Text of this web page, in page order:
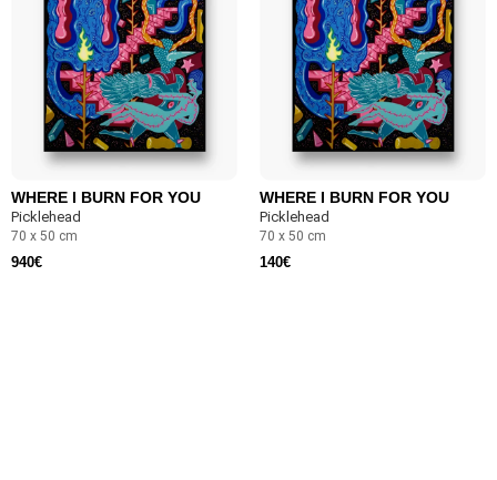
WHERE I BURN FOR YOU
Picklehead
70 x 50 cm
940€
WHERE I BURN FOR YOU
Picklehead
70 x 50 cm
140€